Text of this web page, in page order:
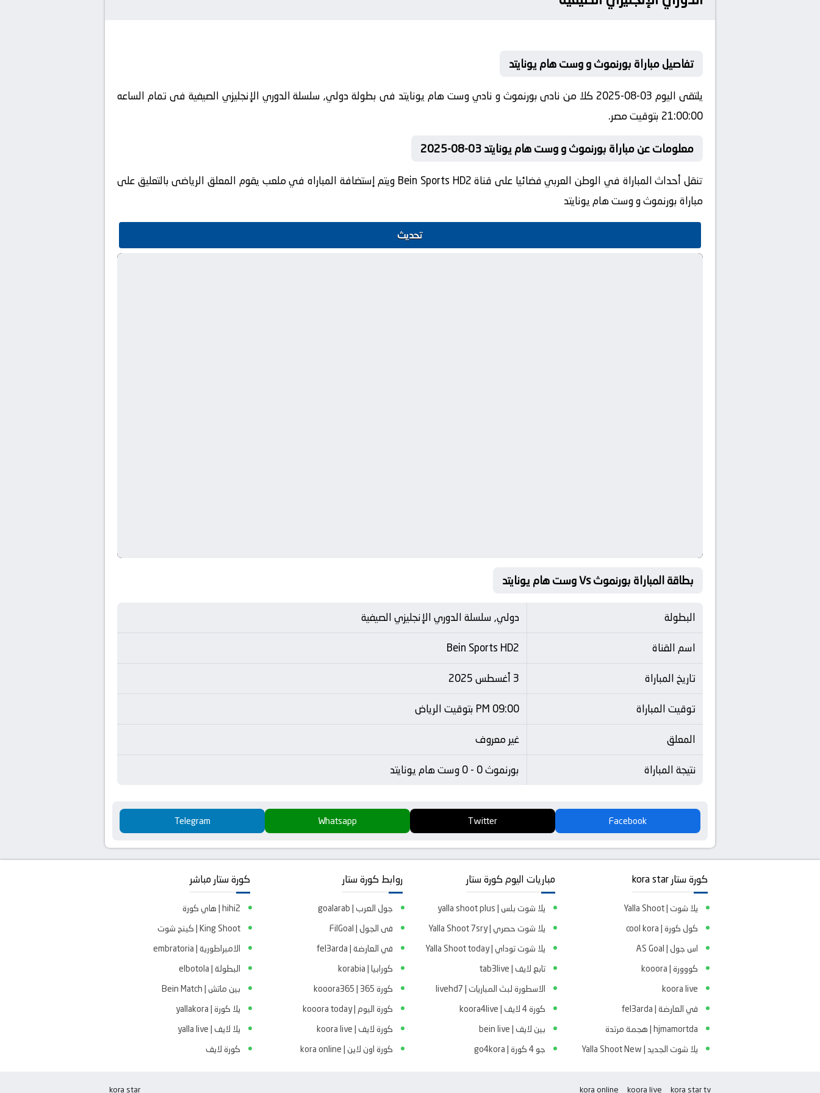
تفاصيل مباراة بورنموث و وست هام يونايتد
يلتقى اليوم 03-08-2025 كلا من نادى بورنموث و نادي وست هام يونايتد فى بطولة دولي, سلسلة الدوري الإنجليزي الصيفية فى تمام الساعه
21:00:00 بتوقيت مصر.
معلومات عن مباراة بورنموث و وست هام يونايتد 03-08-2025
تنقل أحداث المباراة في الوطن العربي فضائيا على قناة Bein Sports HD2 ويتم إستضافة المباراه في ملعب يقوم المعلق الرياضى بالتعليق على
مباراة بورنموث و وست هام يونايتد
تحديث
بطاقة المباراة بورنموث Vs وست هام يونايتد
البطولة
دولي, سلسلة الدوري الإنجليزي الصيفية
اسم القناة
Bein Sports HD2
تاريخ المباراة
3 أغسطس 2025
توقيت المباراة
09:00 PM بتوقيت الرياض
المعلق
غير معروف
نتيجة المباراة
بورنموث 0 - 0 وست هام يونايتد
Facebook
Twitter
Whatsapp
Telegram
كورة ستار kora star
يلا شوت | Yalla Shoot
كول كورة | cool kora
اس جول | AS Goal
كووورة | kooora
koora live
في العارضة | fel3arda
hjmamortda | هجمة مرتدة
يلا شوت الجديد | Yalla Shoot New
مباريات اليوم كورة ستار
يلا شوت بلس | yalla shoot plus
يلا شوت حصري | Yalla Shoot 7sry
يلا شوت توداي | Yalla Shoot today
تابع لايف | tab3live
الاسطورة لبث المباريات | livehd7
كورة 4 لايف | koora4live
بين لايف | bein live
جو 4 كورة | go4kora
روابط كورة ستار
جول العرب | goalarab
فى الجول | FilGoal
في العارضة | fel3arda
كورابيا | korabia
كورة 365 | kooora365
كورة اليوم | kooora today
كورة لايف | koora live
كورة اون لاين | kora online
كورة ستار مباشر
hihi2 | هاي كورة
King Shoot | كينج شوت
الامبراطورية | embratoria
البطولة | elbotola
بين ماتش | Bein Match
يلا كورة | yallakora
يلا لايف | yalla live
كورة لايف
kora star tv
koora live
kora online
kora star